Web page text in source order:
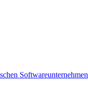
Softwareunternehmen